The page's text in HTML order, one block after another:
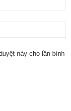
này cho lần bình